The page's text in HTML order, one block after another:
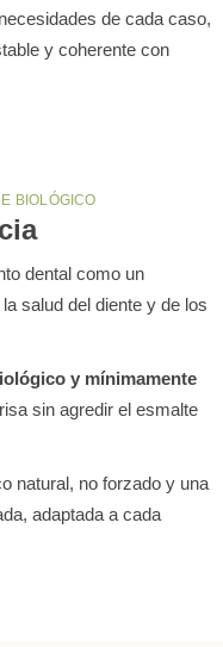
de cada caso,
y coherente con
BIOLÓGICO
dental como un
salud del diente y de los
y mínimamente
sin agredir el esmalte
natural, no forzado y una
adaptada a cada